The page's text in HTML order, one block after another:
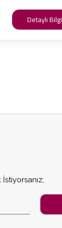
Detaylı Bilgi